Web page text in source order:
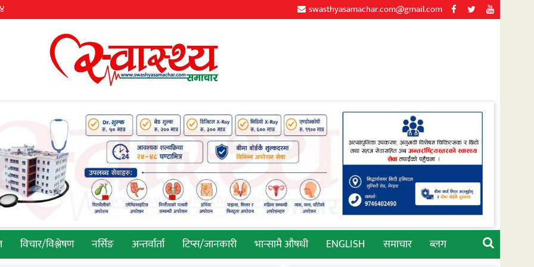
swasthyasamachar.com@gmail.com
विचार/विश्लेषण नर्सिङ अन्तर्वार्ता टिप्स/जानकारी भान्सामै औषधी ENGLISH समाचार ब्लग